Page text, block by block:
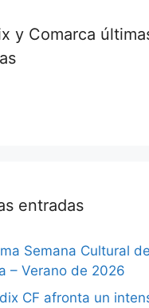
y Comarca
entradas
Semana Cultural de
– Verano de 2026
CF afronta un